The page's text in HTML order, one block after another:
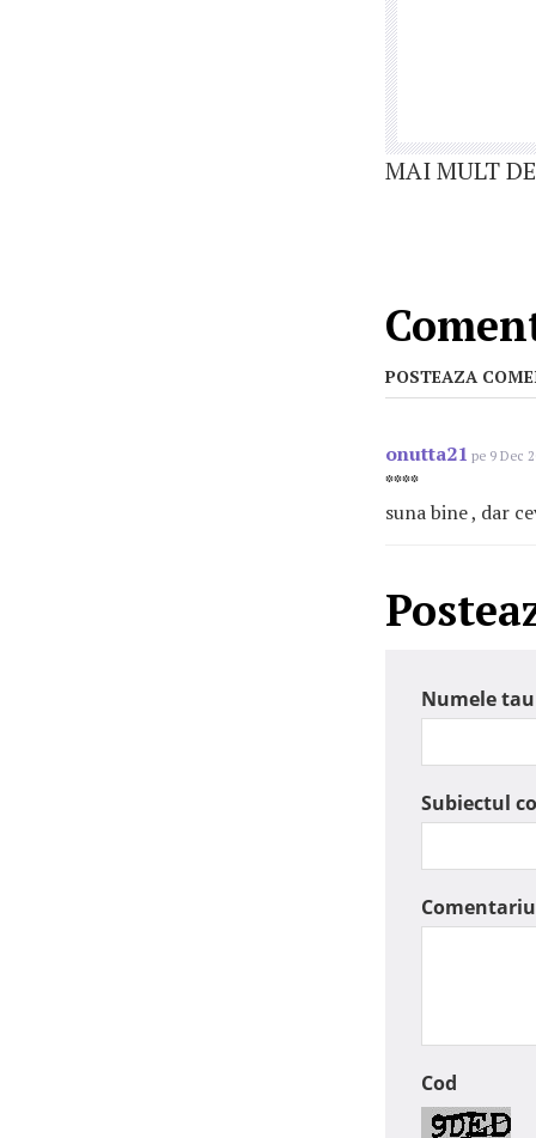
MAI MULT
POSTEAZA
onutta21 pe 9 Dec
****
suna bine , dar
Numele tau
Subiectul
Cod